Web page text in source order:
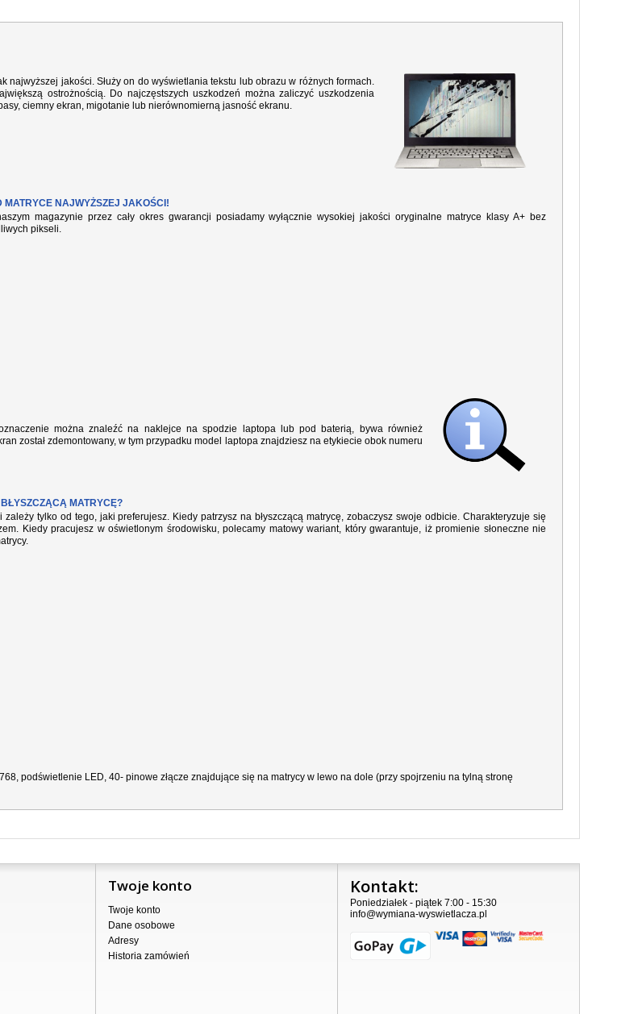
jakości. Służy on do wyświetlania tekstu lub obrazu w różnych formach.
ostrożnością. Do najczęstszych uszkodzeń można zaliczyć uszkodzenia
ciemny ekran, migotanie lub nierównomierną jasność ekranu.
MATRYCE NAJWYŻSZEJ JAKOŚCI!
magazynie przez cały okres gwarancji posiadamy wyłącznie wysokiej jakości oryginalne matryce klasy A+ bez
pikseli.
można znaleźć na naklejce na spodzie laptopa lub pod baterią, bywa również
został zdemontowany, w tym przypadku model laptopa znajdziesz na etykiecie obok numeru
MATRYCĘ?
tylko od tego, jaki preferujesz. Kiedy patrzysz na błyszczącą matrycę, zobaczysz swoje odbicie. Charakteryzuje się
Kiedy pracujesz w oświetlonym środowisku, polecamy matowy wariant, który gwarantuje, iż promienie słoneczne nie
podświetlenie LED, 40- pinowe złącze znajdujące się na matrycy w lewo na dole (przy spojrzeniu na tylną stronę
Twoje konto
Twoje konto
Dane osobowe
Adresy
Historia zamówień
Kontakt:
Poniedziałek - piątek 7:00 - 15:30
info@wymiana-wyswietlacza.pl